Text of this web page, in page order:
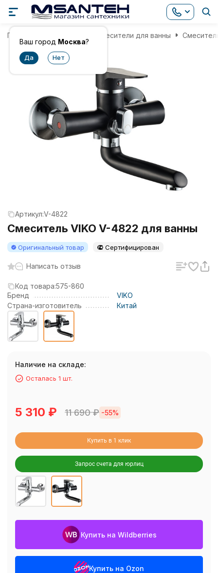
Ваш город Москва?
Главная Смесители для ванны
Артикул:V-4822
Смеситель VIKO V-4822 для ванны
Оригинальный товар Сертифицирован
Написать отзыв
Код товара:575-860
Бренд
VIKO
Страна-изготовитель
Китай
Наличие на складе:
Осталась 1 шт.
5 310 ₽ 11 690₽ -55%
Купить в 1 клик
Запрос счета для юрлиц
Купить на Wildberries
Купить на Ozon